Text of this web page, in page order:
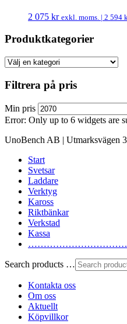
2 075 kr exkl. moms. | 2 594
Produktkategorier
Filtrera på pris
Min pris
Error: Only up to 6 widgets are
UnoBench AB | Utmarksvägen
Start
Svetsar
Laddare
Verktyg
Kaross
Riktbänkar
Verkstad
Kassa
Search products …
Kontakta oss
Om oss
Aktuellt
Köpvillkor